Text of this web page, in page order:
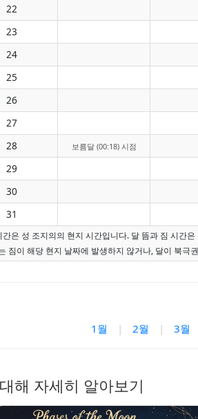
22
23
24
25
26
27
28
보름달 (00:18) 시점
29
30
31
은 성 조지의의 현지 시간입니다. 달 뜸과 짐 시간
짐이 해당 현지 날짜에 발생하지 않거나, 달이 북
1월 | 2월 | 3월
해 자세히 알아보기